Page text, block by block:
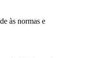
às normas e